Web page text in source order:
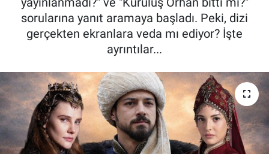
sorularına yanıt aramaya başladı. Peki, dizi
gerçekten ekranlara veda mı ediyor? İşte
ayrıntılar...